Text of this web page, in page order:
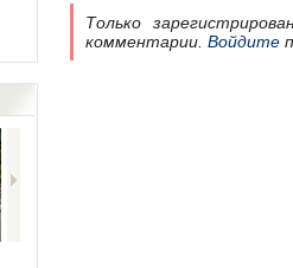
Только
комментарии. Войдите